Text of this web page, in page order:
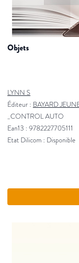
objets
LYNN S
Éditeur : BAYARD
_CONTROL AUTO
Ean13 : 9782227705111
Etat Dilicom : Disponible